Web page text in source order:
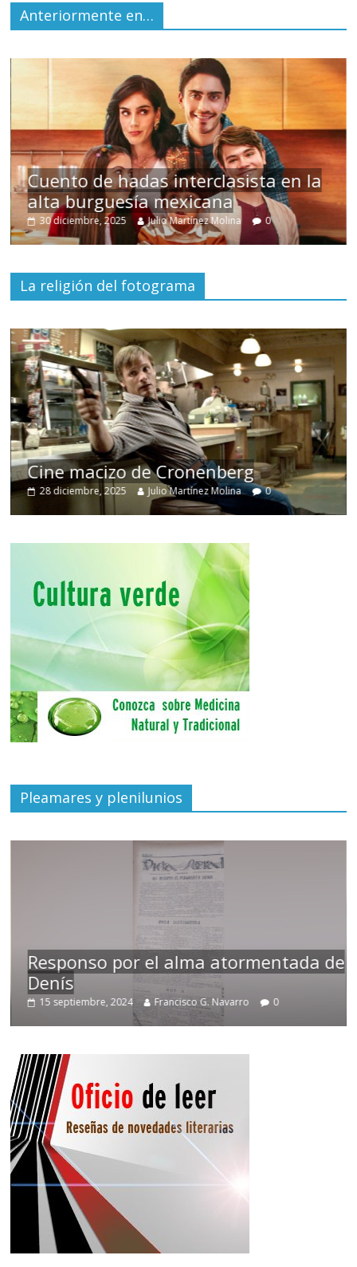
Anteriormente en…
Cuento de hadas interclasista en la
alta burguesía mexicana
30 diciembre, 2025 Julio Martínez Molina 0
La religión del fotograma
Cine macizo de Cronenberg
28 diciembre, 2025 Julio Martínez Molina 0
Pleamares y plenilunios
Responso por el alma atormentada de
Denís
15 septiembre, 2024 Francisco G. Navarro 0